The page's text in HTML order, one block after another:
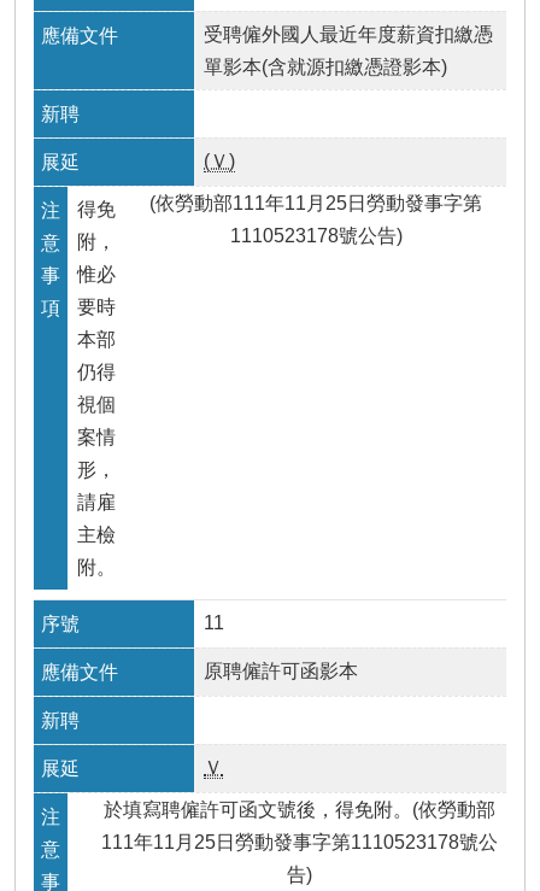
受聘僱外國人最近年度薪資扣繳憑
單影本(含就源扣繳憑證影本)
(Ｖ)
得免
附，
惟必
要時
本部
仍得
視個
案情
形，
請雇
主檢
附。
(依勞動部111年11月25日勞動發事字第
1110523178號公告)
11
原聘僱許可函影本
Ｖ
於填寫聘僱許可函文號後，得免附。(依勞動部
111年11月25日勞動發事字第1110523178號公
告)